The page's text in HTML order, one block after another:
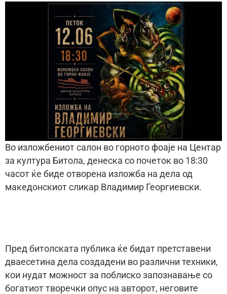
Во изложбениот салон во горното фоаје на Центар
за култура Битола, денеска со почеток во 18:30
часот ќе биде отворена изложба на дела од
македонскиот сликар Владимир Георгиевски.
Пред битолската публика ќе бидат претставени
дваесетина дела создадени во различни техники,
кои нудат можност за поблиско запознавање со
богатиот творечки опус на авторот, неговите